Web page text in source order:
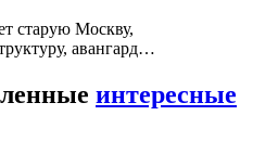
старую Москву,
авангард…
интересные